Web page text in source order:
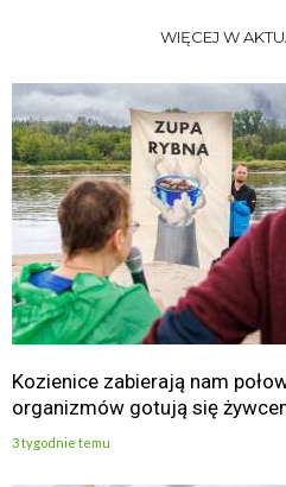
WIĘCEJ W
Kozienice zabierają nam
organizmów gotują się
3 tygodnie temu